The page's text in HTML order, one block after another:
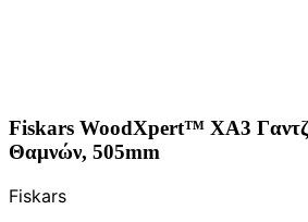
Fiskars WoodXpert™ XA3
Θαμνών, 505mm
Fiskars